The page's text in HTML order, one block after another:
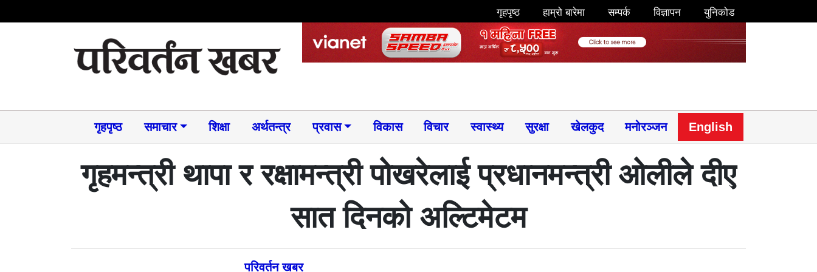
गृहपृष्ठ हाम्रो बारेमा सम्पर्क विज्ञापन युनिकोड
गृहपृष्ठ समाचार​ शिक्षा अर्थतन्त्र प्रवास विकास विचार स्वास्थ्य सुरक्षा खेलकुद मनोरञ्जन English
गृहमन्त्री थापा र रक्षामन्त्री पोखरेलाई प्रधानमन्त्री ओलीले दीए
सात दिनको अल्टिमेटम
परिवर्तन खबर